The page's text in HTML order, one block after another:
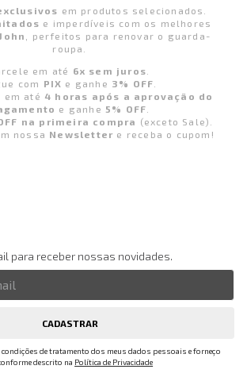
em produtos selecionados.
e imperdíveis com os melhores
, perfeitos para renovar o guarda-
roupa.
em até 6x sem juros
com PIX e ganhe 3% OFF
em até 4 horas após a aprovação do
e ganhe 5% OFF
na primeira compra (exceto Sale).
nossa Newsletter e receba o cupom!
para receber nossas novidades.
CADASTRAR
condições de tratamento dos meus dados pessoais e forneço
descrito na Política de Privacidade